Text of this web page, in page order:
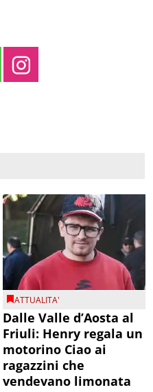
ATTUALITA'
Dalle Valle d’Aosta al
Friuli: Henry regala un
motorino Ciao ai
ragazzini che
vendevano limonata